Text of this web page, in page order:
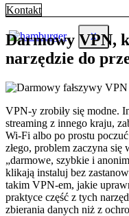
X
Kontakt
Darmowy VPN,
narzędzie do
VPN-y zrobiły się modne.
streaming z innego kraju,
Wi-Fi albo po prostu
złego, problem zaczyna
„darmowe, szybkie i
klikają instaluj bez
takim VPN-em, jakie
praktyce część z tych
zbierania danych niż z